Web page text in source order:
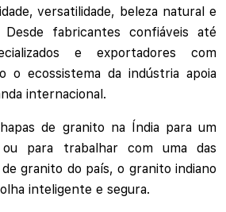
versatilidade, beleza natural e
fabricantes confiáveis até
e exportadores com
o ecossistema da indústria apoia
internacional.
de granito na Índia para um
para trabalhar com uma das
granito do país, o granito indiano
inteligente e segura.